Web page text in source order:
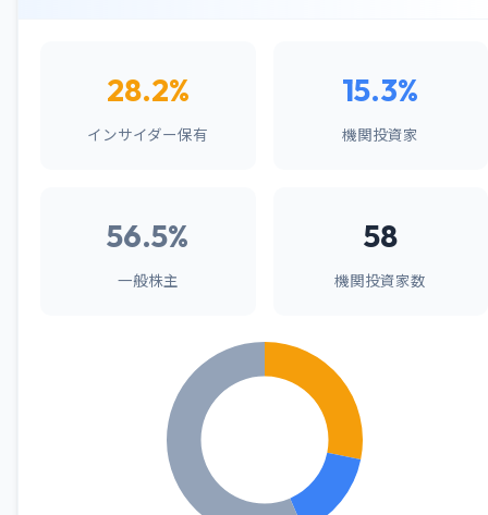
28.2%
インサイダー保有
15.3%
機関投資家
56.5%
一般株主
58
機関投資家数